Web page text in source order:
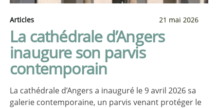
Articles 21 mai 2026
La cathédrale d’Angers
inaugure son parvis
contemporain
La cathédrale d’Angers a inauguré le 9 avril 2026 sa
galerie contemporaine, un parvis venant protéger le